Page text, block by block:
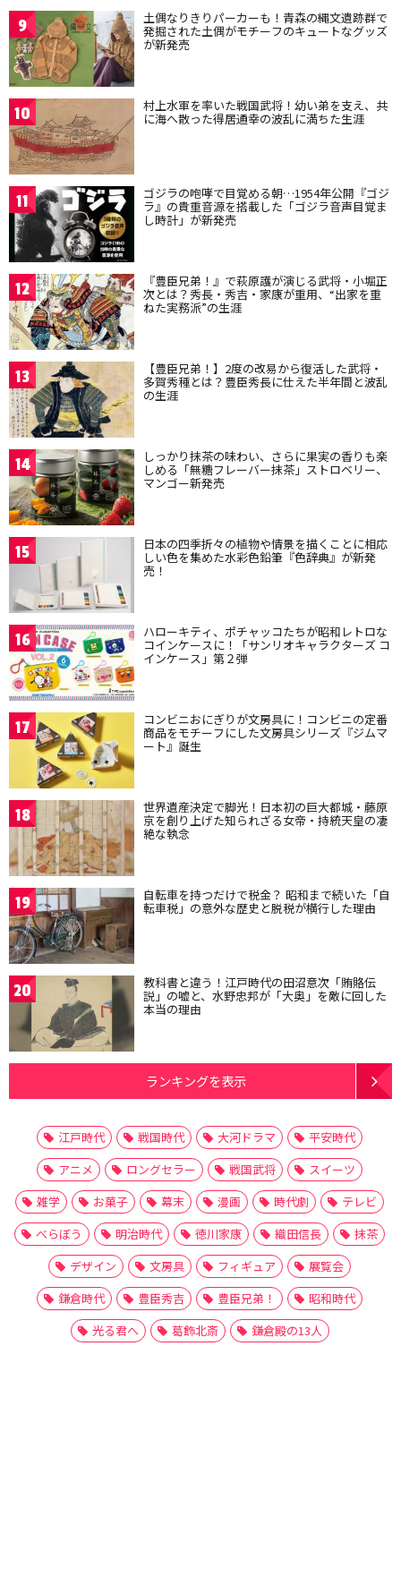
9 土偶なりきりパーカーも！青森の縄文遺跡群で
発掘された土偶がモチーフのキュートなグッズ
が新発売
10 村上水軍を率いた戦国武将！幼い弟を支え、共
に海へ散った得居通幸の波乱に満ちた生涯
11 ゴジラの咆哮で目覚める朝…1954年公開『ゴジ
ラ』の貴重音源を搭載した「ゴジラ音声目覚ま
し時計」が新発売
12 『豊臣兄弟！』で萩原護が演じる武将・小堀正
次とは？秀長・秀吉・家康が重用、“出家を重
ねた実務派”の生涯
13 【豊臣兄弟！】2度の改易から復活した武将・
多賀秀種とは？豊臣秀長に仕えた半年間と波乱
の生涯
14 しっかり抹茶の味わい、さらに果実の香りも楽
しめる「無糖フレーバー抹茶」ストロベリー、
マンゴー新発売
15 日本の四季折々の植物や情景を描くことに相応
しい色を集めた水彩色鉛筆『色辞典』が新発
売！
16 ハローキティ、ポチャッコたちが昭和レトロな
コインケースに！「サンリオキャラクターズ コ
インケース」第２弾
17 コンビニおにぎりが文房具に！コンビニの定番
商品をモチーフにした文房具シリーズ『ジムマ
ート』誕生
18 世界遺産決定で脚光！日本初の巨大都城・藤原
京を創り上げた知られざる女帝・持統天皇の凄
絶な執念
19 自転車を持つだけで税金？ 昭和まで続いた「自
転車税」の意外な歴史と脱税が横行した理由
20 教科書と違う！江戸時代の田沼意次「賄賂伝
説」の嘘と、水野忠邦が「大奥」を敵に回した
本当の理由
ランキングを表示
江戸時代 戦国時代 大河ドラマ
平安時代
アニメ
ロングセラー 戦国武将
スイーツ
雑学
お菓子 幕末 漫画 時代劇
テレビ
べらぼう
明治時代 徳川家康 織田信長
抹茶
デザイン
文房具 フィギュア
展覧会
鎌倉時代
豊臣秀吉 豊臣兄弟！
昭和時代
光る君へ
葛飾北斎 鎌倉殿の13人